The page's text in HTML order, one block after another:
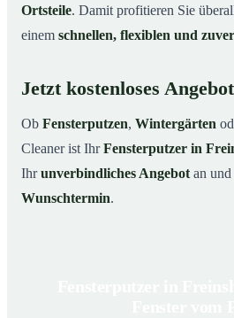
Ortsteile. Damit profitieren Sie
einem schnellen, flexiblen und
Jetzt kostenloses
Ob Fensterputzen, Wintergärten
Cleaner ist IhrFensterputzer in
Ihrunverbindliches Angebot an
Wunschtermin.